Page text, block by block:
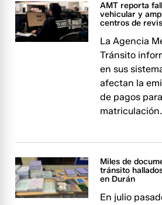
AMT reporta
vehicular y
centros de
La Agencia
Tránsito
en sus
afectan la
de pagos
matriculación.
Miles de
tránsito
en Durán
En julio